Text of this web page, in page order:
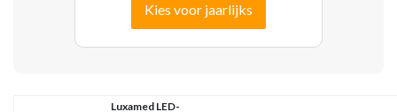
Kies voor jaarlijks
Luxamed LED-